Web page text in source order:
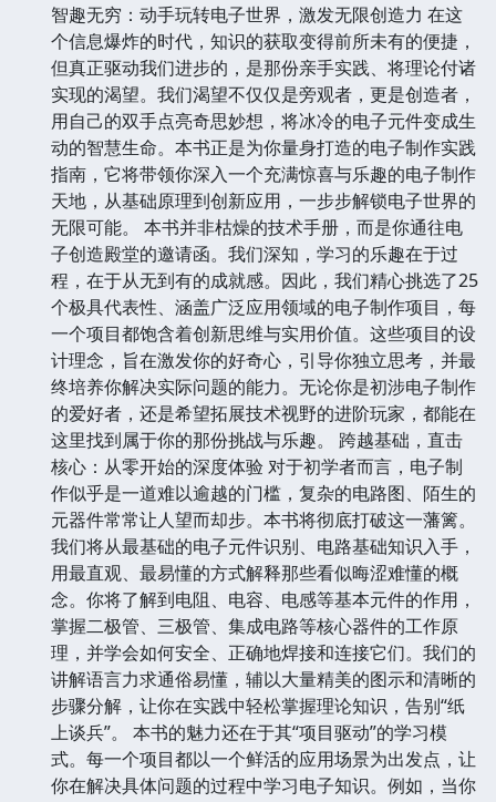
智趣无穷：动手玩转电子世界，激发无限创造力 在这
个信息爆炸的时代，知识的获取变得前所未有的便捷，
但真正驱动我们进步的，是那份亲手实践、将理论付诸
实现的渴望。我们渴望不仅仅是旁观者，更是创造者，
用自己的双手点亮奇思妙想，将冰冷的电子元件变成生
动的智慧生命。本书正是为你量身打造的电子制作实践
指南，它将带领你深入一个充满惊喜与乐趣的电子制作
天地，从基础原理到创新应用，一步步解锁电子世界的
无限可能。 本书并非枯燥的技术手册，而是你通往电
子创造殿堂的邀请函。我们深知，学习的乐趣在于过
程，在于从无到有的成就感。因此，我们精心挑选了25
个极具代表性、涵盖广泛应用领域的电子制作项目，每
一个项目都饱含着创新思维与实用价值。这些项目的设
计理念，旨在激发你的好奇心，引导你独立思考，并最
终培养你解决实际问题的能力。无论你是初涉电子制作
的爱好者，还是希望拓展技术视野的进阶玩家，都能在
这里找到属于你的那份挑战与乐趣。 跨越基础，直击
核心：从零开始的深度体验 对于初学者而言，电子制
作似乎是一道难以逾越的门槛，复杂的电路图、陌生的
元器件常常让人望而却步。本书将彻底打破这一藩篱。
我们将从最基础的电子元件识别、电路基础知识入手，
用最直观、最易懂的方式解释那些看似晦涩难懂的概
念。你将了解到电阻、电容、电感等基本元件的作用，
掌握二极管、三极管、集成电路等核心器件的工作原
理，并学会如何安全、正确地焊接和连接它们。我们的
讲解语言力求通俗易懂，辅以大量精美的图示和清晰的
步骤分解，让你在实践中轻松掌握理论知识，告别“纸
上谈兵”。 本书的魅力还在于其“项目驱动”的学习模
式。每一个项目都以一个鲜活的应用场景为出发点，让
你在解决具体问题的过程中学习电子知识。例如，当你